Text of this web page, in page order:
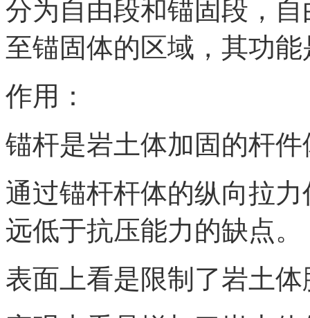
分为自由段和锚固段，
至锚固体的区域，其功
作用：
锚杆是岩土体加固的杆
通过锚杆杆体的纵向拉
远低于抗压能力的缺点。
表面上看是限制了岩土